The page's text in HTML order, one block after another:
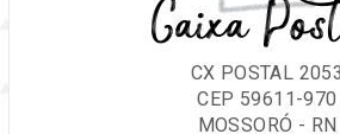
Caixa
CX POSTAL 2053
CEP 59611-970
MOSSORÓ - RN